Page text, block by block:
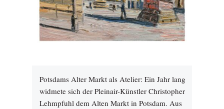
Potsdams Alter Markt als Atelier: Ein Jahr lang
widmete sich der Pleinair-Künstler Christopher
Lehmpfuhl dem Alten Markt in Potsdam. Aus